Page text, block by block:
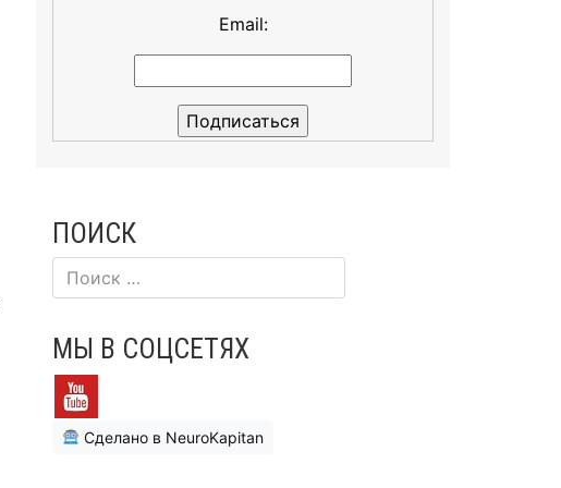
Email:
ПОИСК
МЫ В СОЦСЕТЯХ
Сделано в NeuroKapitan